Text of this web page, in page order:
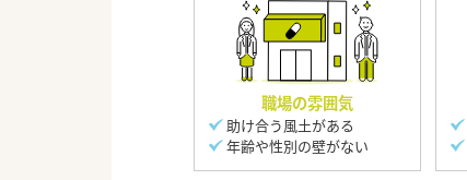
職場の雰囲気
助け合う風土がある
年齢や性別の壁がない